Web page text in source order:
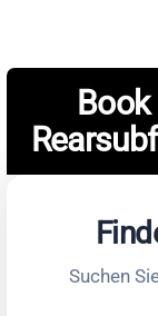
Suchen